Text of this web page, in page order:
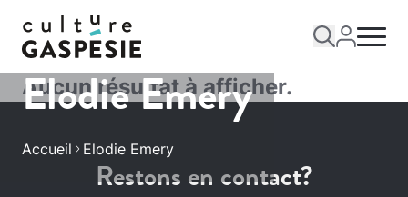
Elodie Emery
Accueil Elodie Emery
Aucun résultat à afficher.
Restons en contact?